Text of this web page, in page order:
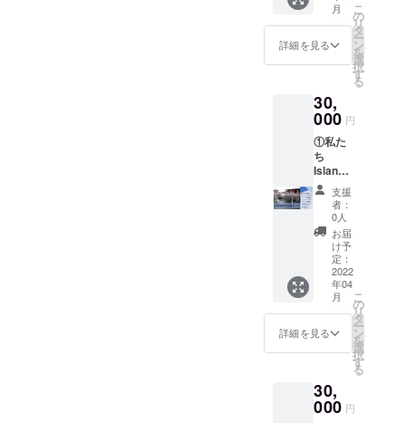
の５色
からお
ただけ
ます
が入っ
ていま
す。
お名前
の記載
(希望者
きます
※ビデオ
メッ
セージ
の提供
方法に
ついて
頂いた
メール
アドレ
スに、
お礼の
メール
ととも
に送付
いただ
きます
ステッ
カー］
⑤現地
の子ど
もたち
ジナル
フォト
ブック
を差し
上げま
す
⑥Islan
dのホー
ムペー
ジと活
動報告
のメー
ルにご
自身の
お名前
の記載
(希望者
きます
※ビデオ
ビデオ
メッ
セージ
③私た
ちから
のメッ
セージ
付き
カード
④Islan
dのチー
ムロゴ
の入っ
たオリ
ジナル
ステッ
カーを
差し上
げます
⑤Islan
dのホー
ムペー
ルにご
自身の
お名前
月
詳細を見る
こ
の
リ
タ
ー
ン
を
選
択
す
る
30,
000 円
①私た
ち
Island
から心
よりお
礼の
メール
②現地
の子ど
もたち
からの
ビデオ
メッ
セージ
③私た
ちから
のメッ
セージ
付き
支援
者：
0人
お届
け予
定：
2022
年04
月
詳細を見る
こ
の
リ
タ
ー
ン
を
選
択
す
る
30,
000 円